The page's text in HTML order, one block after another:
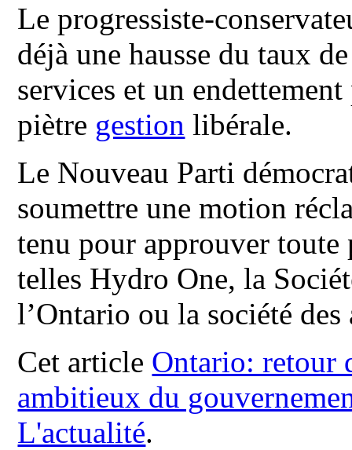
Le progressiste-
déjà une hausse du taux
services et un
piètre gestion libérale.
Le Nouveau Parti
soumettre une motion
tenu pour approuver toute
telles Hydro One, la
l’Ontario ou la société
Cet article Ontario: retour
ambitieux du
L'actualité.